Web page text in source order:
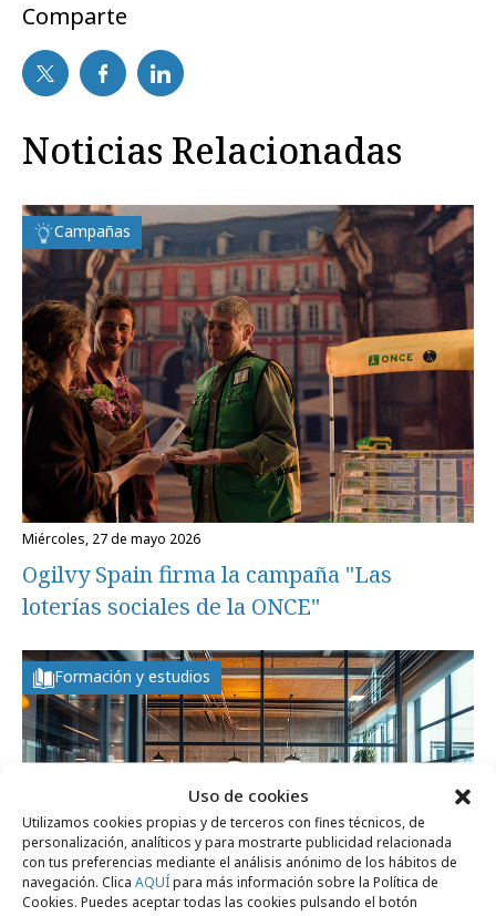
Uso de cookies
Utilizamos cookies propias y de terceros con fines técnicos, de
personalización, analíticos y para mostrarte publicidad relacionada
con tus preferencias mediante el análisis anónimo de los hábitos de
navegación. Clica AQUÍpara más información sobre la Política de
Cookies. Puedes aceptar todas las cookies pulsando el botón
Comparte
Noticias Relacionadas
Campañas
miércoles, 27 de mayo 2026
Ogilvy Spain firma la campaña "Las
loterías sociales de la ONCE"
Formación y estudios